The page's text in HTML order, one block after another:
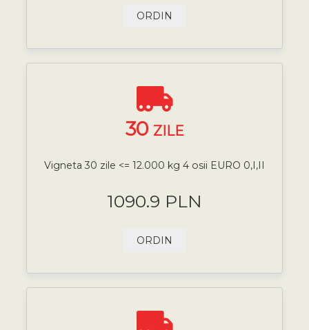
ORDIN
30 ZILE
Vigneta 30 zile <= 12.000 kg 4 osii EURO 0,I,II
1090.9 PLN
ORDIN